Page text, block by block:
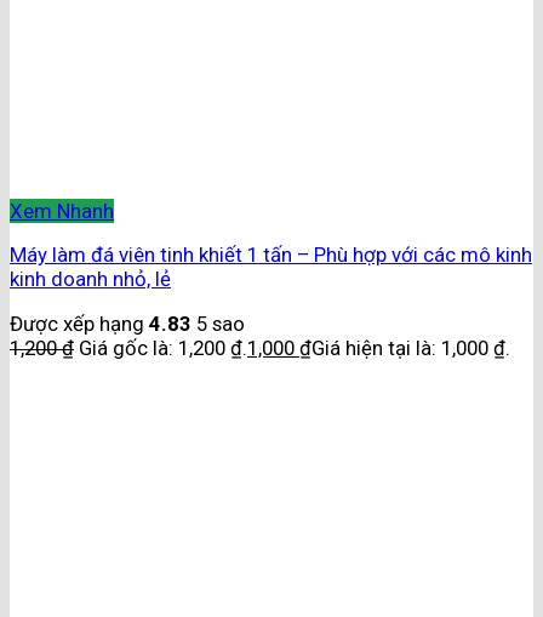
Xem Nhanh
Máy làm đá viên tinh khiết 1 tấn – Phù hợp với các mô kinh
kinh doanh nhỏ, lẻ
Được xếp hạng 4.83 5 sao
1,200₫ Giá gốc là: 1,200 ₫.1,000 ₫Giá hiện tại là: 1,000 ₫.